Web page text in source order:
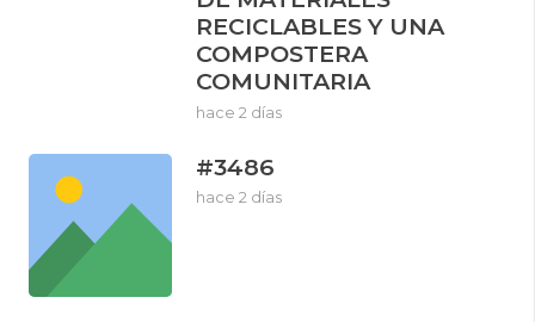
RECICLABLES Y UNA
COMPOSTERA
COMUNITARIA
hace 2 días
#3486
hace 2 días